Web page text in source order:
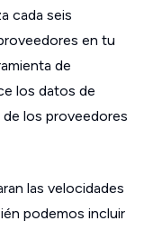
cada seis
en tu
de
los datos de
los proveedores
las velocidades
podemos incluir